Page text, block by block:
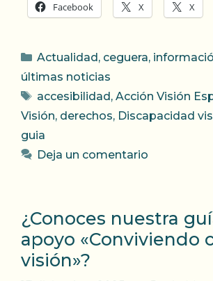
Facebook X X
Categorías
Actualidad , ceguera,
últimas noticias
Etiquetas
accesibilidad , Acción Visión
Visión, derechos, Discapacidad
guia
Deja un comentario
¿Conoces nuestra
apoyo «Conviviendo
visión»?